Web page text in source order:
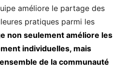
améliore le partage des
pratiques parmi les
non seulement améliore les
individuelles, mais
de la communauté